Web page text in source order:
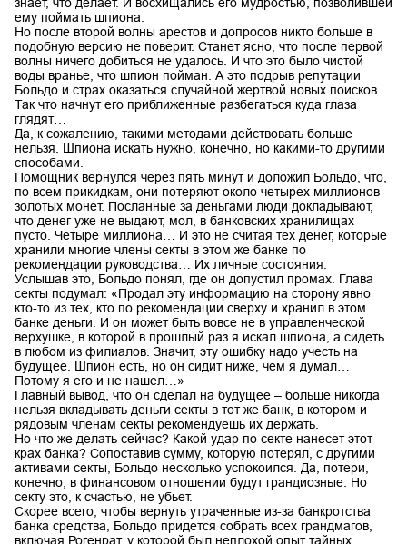
знает, что делает. И восхищались его мудростью, позволившей
ему поймать шпиона.
Но после второй волны арестов и допросов никто больше в
подобную версию не поверит. Станет ясно, что после первой
волны ничего добиться не удалось. И что это было чистой
воды вранье, что шпион пойман. А это подрыв репутации
Больдо и страх оказаться случайной жертвой новых поисков.
Так что начнут его приближенные разбегаться куда глаза
глядят…
Да, к сожалению, такими методами действовать больше
нельзя. Шпиона искать нужно, конечно, но какими-то другими
способами.
Помощник вернулся через пять минут и доложил Больдо, что,
по всем прикидкам, они потеряют около четырех миллионов
золотых монет. Посланные за деньгами люди докладывают,
что денег уже не выдают, мол, в банковских хранилищах
пусто. Четыре миллиона… И это не считая тех денег, которые
хранили многие члены секты в этом же банке по
рекомендации руководства… Их личные состояния.
Услышав это, Больдо понял, где он допустил промах. Глава
секты подумал: «Продал эту информацию на сторону явно
кто-то из тех, кто по рекомендации сверху и хранил в этом
банке деньги. И он может быть вовсе не в управленческой
верхушке, в которой в прошлый раз я искал шпиона, а сидеть
в любом из филиалов. Значит, эту ошибку надо учесть на
будущее. Шпион есть, но он сидит ниже, чем я думал…
Потому я его и не нашел…»
Главный вывод, что он сделал на будущее – больше никогда
нельзя вкладывать деньги секты в тот же банк, в котором и
рядовым членам секты рекомендуешь их держать.
Но что же делать сейчас? Какой удар по секте нанесет этот
крах банка? Сопоставив сумму, которую потерял, с другими
активами секты, Больдо несколько успокоился. Да, потери,
конечно, в финансовом отношении будут грандиозные. Но
секту это, к счастью, не убьет.
Скорее всего, чтобы вернуть утраченные из-за банкротства
банка средства, Больдо придется собрать всех грандмагов,
включая Рогенрат, у которой был неплохой опыт тайных